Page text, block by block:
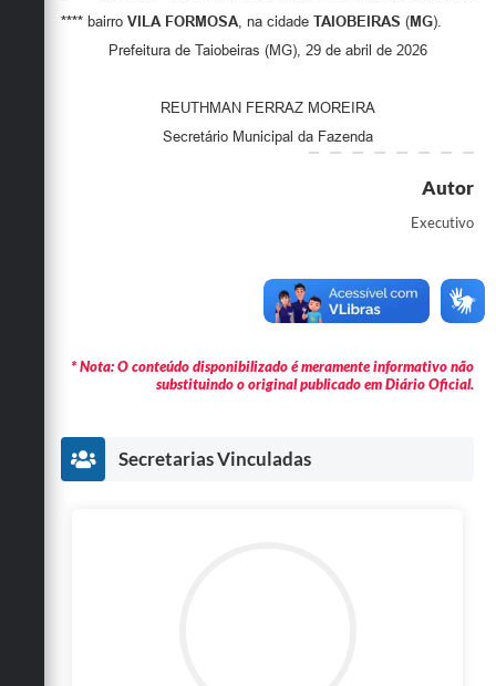
**** bairro VILA FORMOSA , na cidade TAIOBEIRAS (MG).
Prefeitura de Taiobeiras (MG), 29 de abril de 2026
REUTHMAN FERRAZ MOREIRA
Secretário Municipal da Fazenda
Autor
Executivo
* Nota: O conteúdo disponibilizado é meramente informativo não
substituindo o original publicado em Diário Oficial.
Secretarias Vinculadas